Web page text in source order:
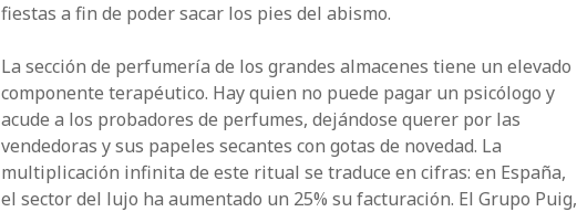
fiestas a fin de poder sacar los pies del abismo.
La sección de perfumería de los grandes almacenes tiene un elevado
componente terapéutico. Hay quien no puede pagar un psicólogo y
acude a los probadores de perfumes, dejándose querer por las
vendedoras y sus papeles secantes con gotas de novedad. La
multiplicación infinita de este ritual se traduce en cifras: en España,
el sector del lujo ha aumentado un 25% su facturación. El Grupo Puig,